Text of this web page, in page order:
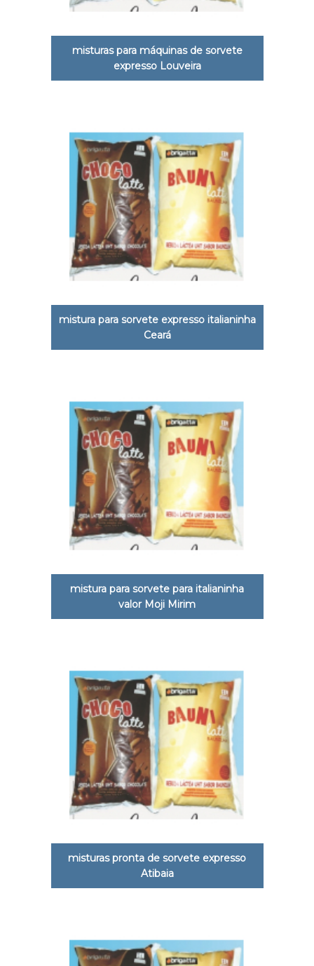
misturas para máquinas de sorvete
expresso Louveira
mistura para sorvete expresso italianinha
Ceará
mistura para sorvete para italianinha
valor Moji Mirim
misturas pronta de sorvete expresso
Atibaia